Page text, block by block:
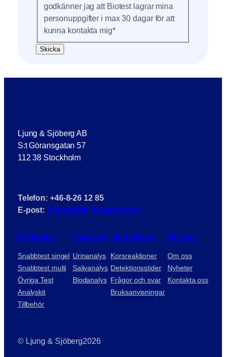
godkänner jag att Biotest lagrar mina
personuppgifter i max 30 dagar för att
kunna kontakta mig*
Ljung & Sjöberg AB
S:t Göransgatan 57
112 38 Stockholm
Telefon: +46-8-26 12 85
E-post: Biotest@ljungsjoberg.se
Produkter
Snabbtest singel
Snabbtest multi
Övriga Test
Analyskit
Tillbehör
Analyser
Urinanalys
Salivanalys
Blodanalys
Information
Korsreaktioner
Detektionsstider
Frågor och svar
Bruksanvisningar
Om oss
Om oss
Nyheter
Kontakta oss
© Ljung & Sjöberg2026